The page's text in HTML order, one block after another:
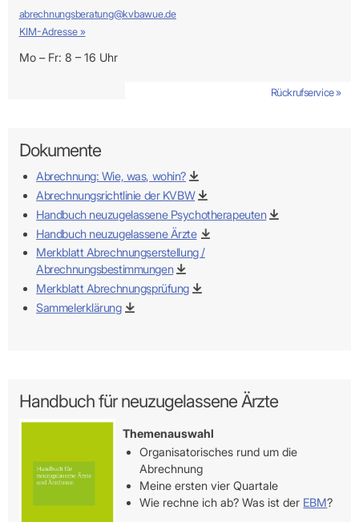
abrechnungsberatung@kvbawue.de
Kommunikationskanal
schützenswerte Daten
an die KVBW übermitteln
Wichtig:Damit Nachrichten bei einem KIM-Adressaten
übermittelt werden (funktioniert nicht aus dem freien Internet).
KIM-Adresse »
Mo – Fr: 8 – 16 Uhr
Rückrufservice »
Dokumente
Abrechnung: Wie, was, wohin?
Abrechnungsrichtlinie der KVBW
Handbuch neuzugelassene Psychotherapeuten
Handbuch neuzugelassene Ärzte
Merkblatt Abrechnungserstellung /
Abrechnungsbestimmungen
Merkblatt Abrechnungsprüfung
Sammelerklärung
Handbuch für neuzugelassene Ärzte
Themenauswahl
Organisatorisches rund um die
Abrechnung
Meine ersten vier Quartale
Wie rechne ich ab? Was ist der EBM?